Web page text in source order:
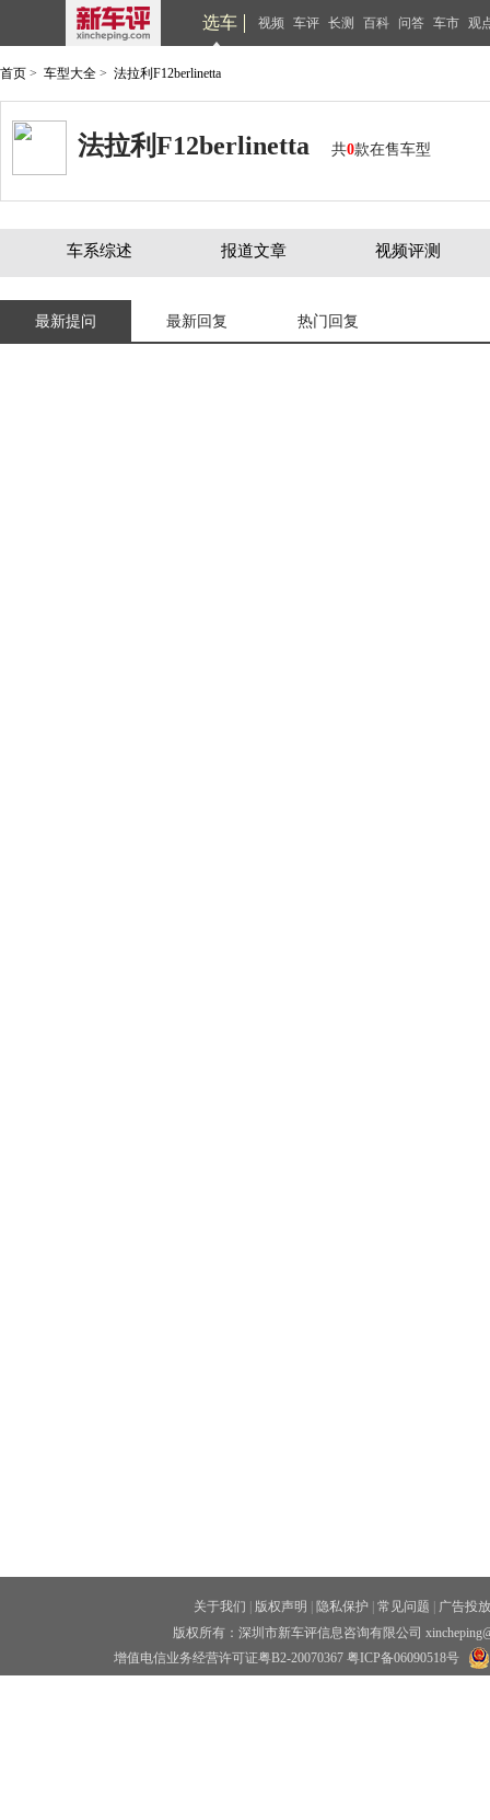
选车 视频 车评 长测 百科 问答 车市 观
首页 > 车型大全 > 法拉利F12berlinetta
法拉利F12berlinetta 共0款在售车型
车系综述 报道文章 视频评测
最新提问 最新回复 热门回复
关于我们 版权声明 隐私保护 常见问题
广告投放
版权所有：深圳市新车评信息咨询有限公司
增值电信业务经营许可证粤B2-20070367 粤ICP备06090518号